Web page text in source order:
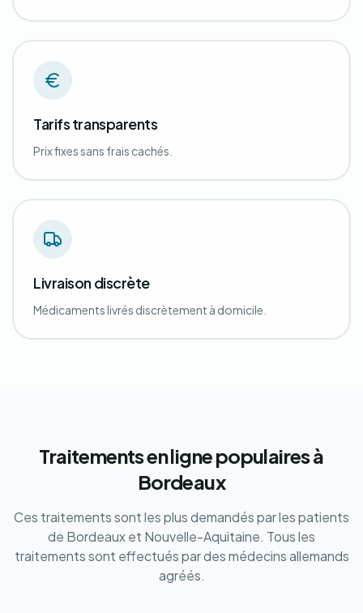
Tarifs transparents
Prix fixes sans frais cachés.
Livraison discrète
Médicaments livrés discrètement à domicile.
Traitements en ligne populaires à
Bordeaux
Ces traitements sont les plus demandés par les patients
de Bordeaux et Nouvelle-Aquitaine. Tous les
traitements sont effectués par des médecins allemands
agréés.